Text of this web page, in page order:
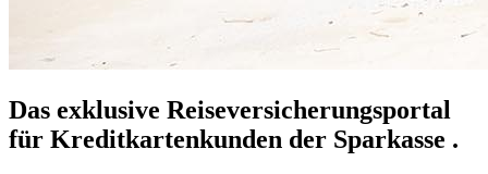
Das exklusive Reiseversicherungsportal
für Kreditkartenkunden der Sparkasse .